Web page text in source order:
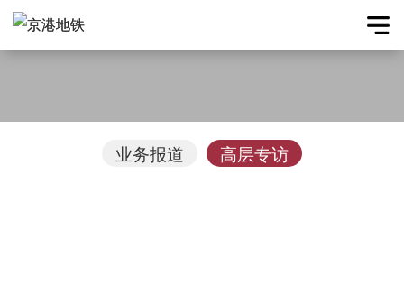
业务报道 高层专访